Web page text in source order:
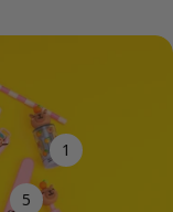
1
5